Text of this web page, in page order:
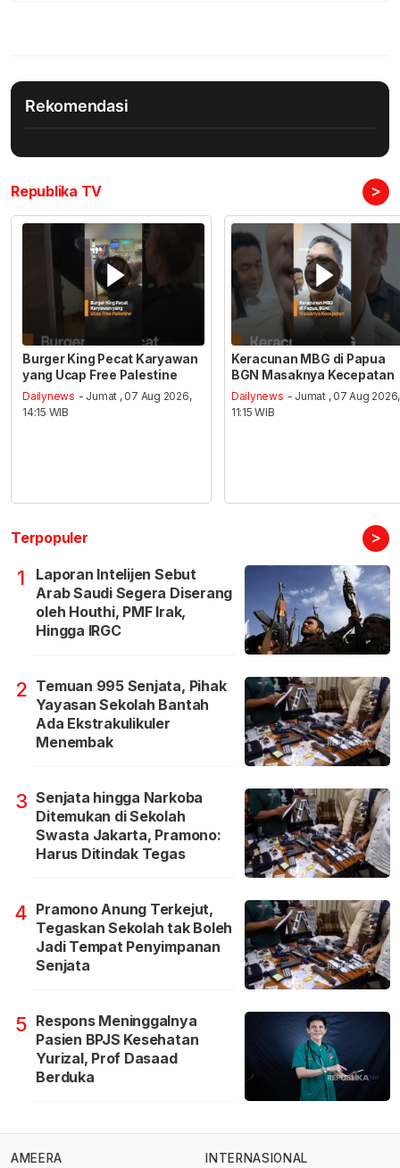
Rekomendasi
Republika TV >
Burger King Pecat Karyawan
yang Ucap Free Palestine
Dailynews - Jumat , 07 Aug 2026,
14:15 WIB
Keracunan MBG di Papua
BGN Masaknya Kecepatan
Dailynews - Jumat , 07 Aug 2026,
11:15 WIB
Terpopuler >
1
Laporan Intelijen Sebut
Arab Saudi Segera Diserang
oleh Houthi, PMF Irak,
Hingga IRGC
2 Temuan 995 Senjata, Pihak
Yayasan Sekolah Bantah
Ada Ekstrakulikuler
Menembak
3 Senjata hingga Narkoba
Ditemukan di Sekolah
Swasta Jakarta, Pramono:
Harus Ditindak Tegas
4 Pramono Anung Terkejut,
Tegaskan Sekolah tak Boleh
Jadi Tempat Penyimpanan
Senjata
5 Respons Meninggalnya
Pasien BPJS Kesehatan
Yurizal, Prof Dasaad
Berduka
AMEERA INTERNASIONAL